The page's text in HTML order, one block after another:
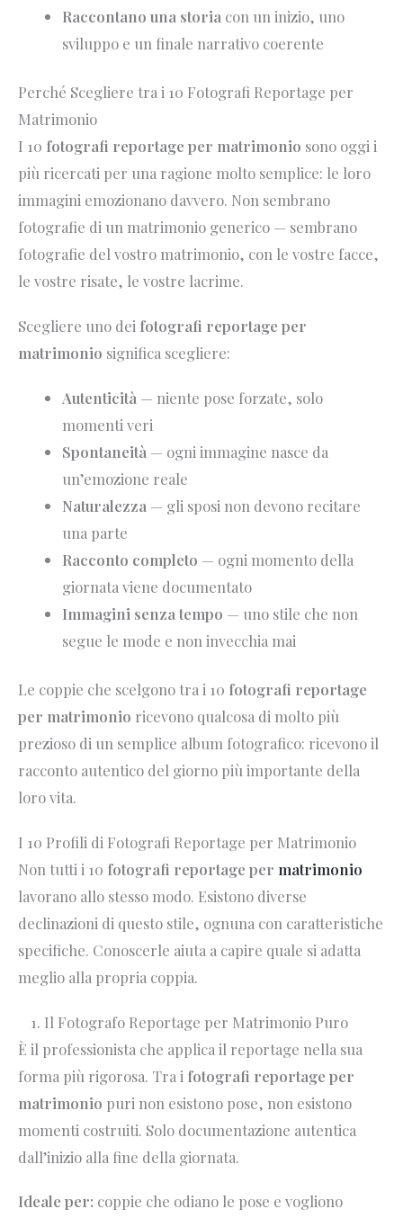
Raccontano una storia con un inizio, uno
sviluppo e un finale narrativo coerente
Perché Scegliere tra i 10 Fotografi Reportage per
Matrimonio
I 10 fotografi reportage per matrimonio sono oggi i
più ricercati per una ragione molto semplice: le loro
immagini emozionano davvero. Non sembrano
fotografie di un matrimonio generico — sembrano
fotografie del vostro matrimonio, con le vostre facce,
le vostre risate, le vostre lacrime.
Scegliere uno dei fotografi reportage per
matrimonio significa scegliere:
Autenticità — niente pose forzate, solo
momenti veri
Spontaneità — ogni immagine nasce da
un’emozione reale
Naturalezza — gli sposi non devono recitare
una parte
Racconto completo — ogni momento della
giornata viene documentato
Immagini senza tempo — uno stile che non
segue le mode e non invecchia mai
Le coppie che scelgono tra i 10 fotografi reportage
per matrimonio ricevono qualcosa di molto più
prezioso di un semplice album fotografico: ricevono il
racconto autentico del giorno più importante della
loro vita.
I 10 Profili di Fotografi Reportage per Matrimonio
Non tutti i 10 fotografi reportage per matrimonio
lavorano allo stesso modo. Esistono diverse
declinazioni di questo stile, ognuna con caratteristiche
specifiche. Conoscerle aiuta a capire quale si adatta
meglio alla propria coppia.
1. Il Fotografo Reportage per Matrimonio Puro
È il professionista che applica il reportage nella sua
forma più rigorosa. Tra i fotografi reportage per
matrimonio puri non esistono pose, non esistono
momenti costruiti. Solo documentazione autentica
dall’inizio alla fine della giornata.
Ideale per: coppie che odiano le pose e vogliono